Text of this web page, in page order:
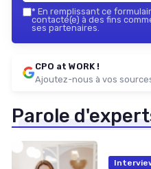
* En remplissant ce
contacté(e) à des fins
ses partenaires.
CPO at WORK !
Ajoutez-nous à vos
Parole